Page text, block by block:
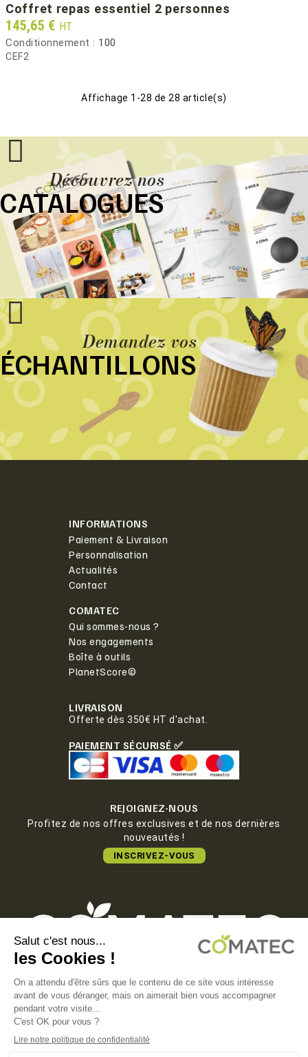
coffret repas essentiel 2 personnes
Prix
145,65 € HT
Conditionnement : 100
CEF2
Affichage 1-28 de 28 article(s)
Découvrez nos
CATALOGUES
Demandez vos
ÉCHANTILLONS
INFORMATIONS
Paiement & Livraison
Personnalisation
Actualités
Contact
COMATEC
Qui sommes-nous ?
Nos engagements
Boîte à outils
PlanetScore©
LIVRAISON
Offerte dès 350€ HT d'achat.
PAIEMENT SÉCURISÉ ✅
REJOIGNEZ-NOUS
Profitez de nos offres exclusives et de nos dernières
nouveautés !
INSCRIVEZ-VOUS
COMATEC PACKAGING
Boulevard François-Xavier Fafeur
11000 Carcassonne, FRANCE